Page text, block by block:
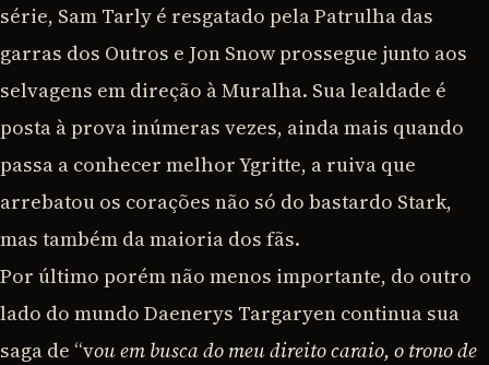
série, Sam Tarly é resgatado pela Patrulha das
garras dos Outros e Jon Snow prossegue junto aos
selvagens em direção à Muralha. Sua lealdade é
posta à prova inúmeras vezes, ainda mais quando
passa a conhecer melhor Ygritte, a ruiva que
arrebatou os corações não só do bastardo Stark,
mas também da maioria dos fãs.
Por último porém não menos importante, do outro
lado do mundo Daenerys Targaryen continua sua
saga de “vou em busca do meu direito caraio, o trono de